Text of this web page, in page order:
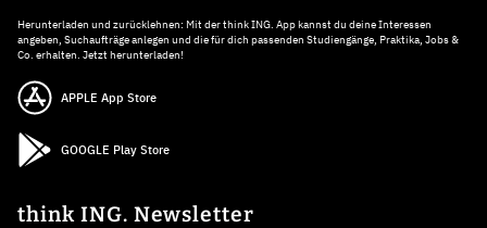
Herunterladen und zurücklehnen: Mit der think ING. App kannst du deine Interessen
angeben, Suchaufträge anlegen und die für dich passenden Studiengänge, Praktika, Jobs &
Co. erhalten. Jetzt herunterladen!
APPLE App Store
GOOGLE Play Store
think ING. Newsletter